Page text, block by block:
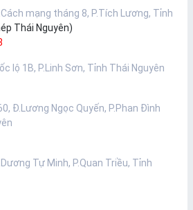
mạng tháng 8, P.Tích Lương, Tỉnh
Thái Nguyên)
lộ 1B, P.Linh Sơn, Tỉnh Thái Nguyên
Đ.Lương Ngọc Quyến, P.Phan Đình
Tự Minh, P.Quan Triều, Tỉnh